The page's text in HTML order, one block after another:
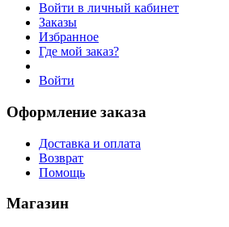
Войти в личный кабинет
Заказы
Избранное
Где мой заказ?
Войти
Оформление заказа
Доставка и оплата
Возврат
Помощь
Магазин